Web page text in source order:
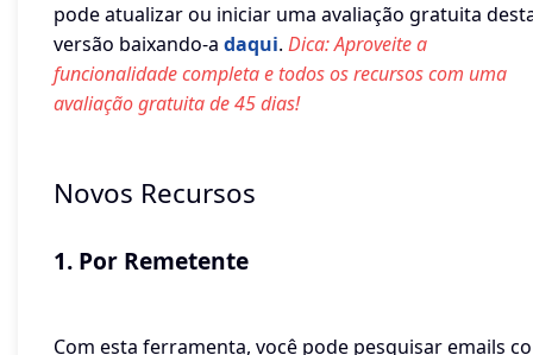
pode atualizar ou iniciar uma avaliação gratuita
versão baixando-a daqui. Dica: Aproveite a
funcionalidade completa e todos os recursos com uma
avaliação gratuita de 45 dias!
Novos Recursos
1. Por Remetente
Com esta ferramenta, você pode pesquisar emails